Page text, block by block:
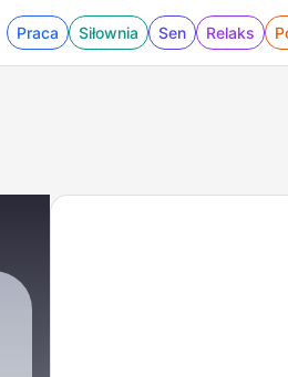
Praca Siłownia Sen Relaks